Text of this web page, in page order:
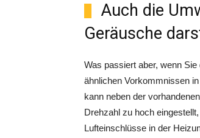
Auch die
Geräusche
Was passiert aber, wenn
ähnlichen Vorkommnissen
kann neben der
Drehzahl zu hoch
Lufteinschlüsse in der